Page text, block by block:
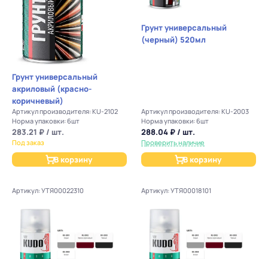
Грунт универсальный
акриловый (красно-
коричневый)
Артикул производителя: KU-2102
Норма упаковки: 6шт
283.21 ₽ / шт.
Под заказ
В корзину
Грунт универсальный
(черный) 520мл
Артикул производителя: KU-2003
Норма упаковки: 6шт
288.04 ₽ / шт.
Проверить наличие
В корзину
Артикул: УТЯ00022310 Артикул: УТЯ00018101